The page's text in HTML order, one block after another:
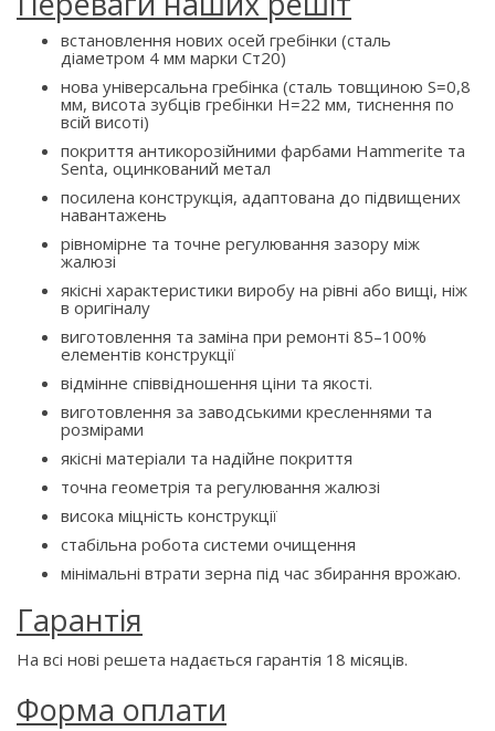
встановлення нових осей гребінки (сталь
діаметром 4 мм марки Ст20)
нова універсальна гребінка (сталь товщиною S=0,8
мм, висота зубців гребінки H=22 мм, тиснення по
всій висоті)
покриття антикорозійними фарбами Hammerite та
Senta, оцинкований метал
посилена конструкція, адаптована до підвищених
навантажень
рівномірне та точне регулювання зазору між
жалюзі
якісні характеристики виробу на рівні або вищі, ніж
в оригіналу
виготовлення та заміна при ремонті 85–100%
елементів конструкції
відмінне співвідношення ціни та якості.
виготовлення за заводськими кресленнями та
розмірами
якісні матеріали та надійне покриття
точна геометрія та регулювання жалюзі
висока міцність конструкції
стабільна робота системи очищення
мінімальні втрати зерна під час збирання врожаю.
Гарантія
На всі нові решета надається гарантія 18 місяців.
Форма оплати